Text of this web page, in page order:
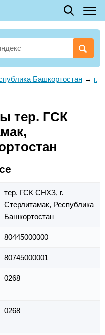
Башкортостан → г.
тер. ГСК
тер. ГСК СНХЗ, г.
Стерлитамак, Республика
Башкортостан
80445000000
80745000001
0268
0268